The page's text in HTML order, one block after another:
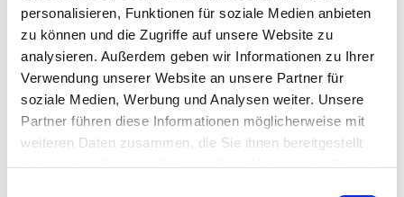
personalisieren, Funktionen für soziale Medien anbieten
zu können und die Zugriffe auf unsere Website zu
analysieren. Außerdem geben wir Informationen zu Ihrer
Verwendung unserer Website an unsere Partner für
soziale Medien, Werbung und Analysen weiter. Unsere
Partner führen diese Informationen möglicherweise mit
weiteren Daten zusammen, die Sie ihnen bereitgestellt
0 km 10 km 20 km
0 km 26 km
Allgemeine Informationen
Tour-Status